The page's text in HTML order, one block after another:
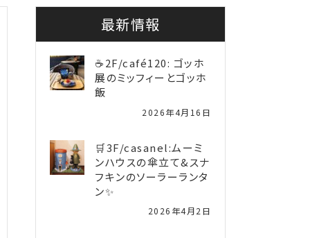
最新情報
☕2F/café120: ゴッホ
展のミッフィーとゴッホ
飯
2026年4月16日
🛒3F/casanel:ムーミ
ンハウスの傘立て&スナ
フキンのソーラーランタ
ン✨️
2026年4月2日